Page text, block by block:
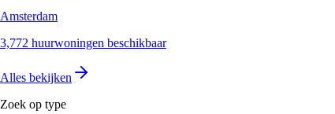
Amsterdam
3,772 huurwoningen beschikbaar
Alles bekijken
Zoek op type